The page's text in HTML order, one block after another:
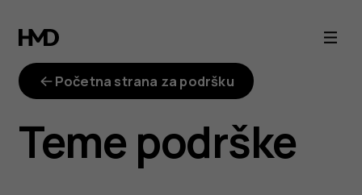
Da
li
postoje
saveti
Početna strana za podršku
Teme podrške